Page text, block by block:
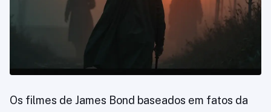
Os filmes de James Bond baseados em fatos da